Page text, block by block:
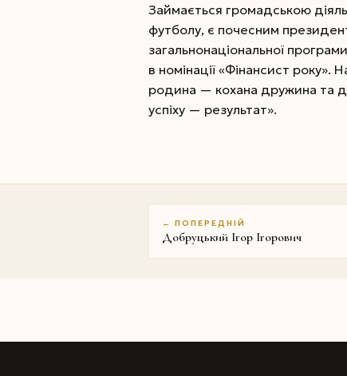
Займається громадською
футболу, є почесним
загальнонаціональної
в номінації «Фінансист року».
родина — кохана дружина та
успіху — результат».
← ПОПЕРЕДНІЙ
Добруцький Ігор Ігорович